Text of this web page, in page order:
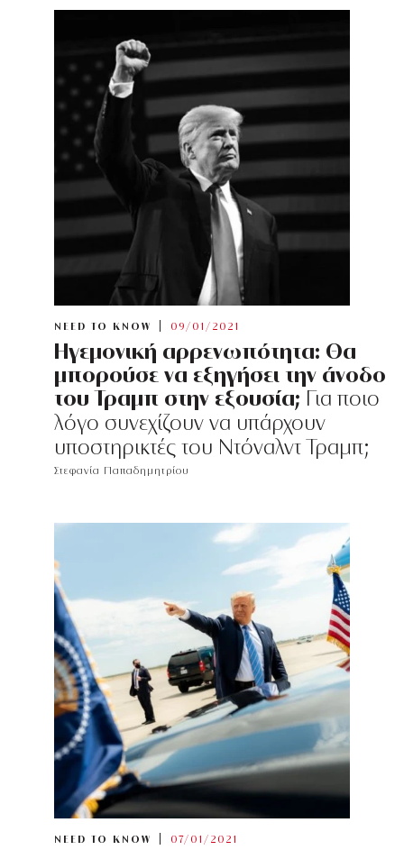
NEED TO KNOW 09/01/2021
Ηγεμονική αρρενωπότητα: Θα
μπορούσε να εξηγήσει την άνοδο
του Τραμπ στην εξουσία; Για ποιο
λόγο συνεχίζουν να υπάρχουν
υποστηρικτές του Ντόναλντ Τραμπ;
Στεφανία Παπαδημητρίου
NEED TO KNOW 07/01/2021